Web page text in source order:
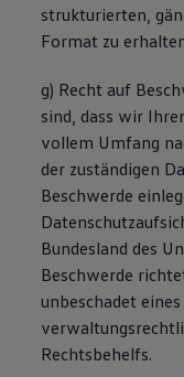
strukturierten,
Format zu
g) Recht auf
sind, dass wir
vollem Umfang
der zuständigen
Beschwerde
Bundesland des
Beschwerde
unbeschadet
Rechtsbehelfs.